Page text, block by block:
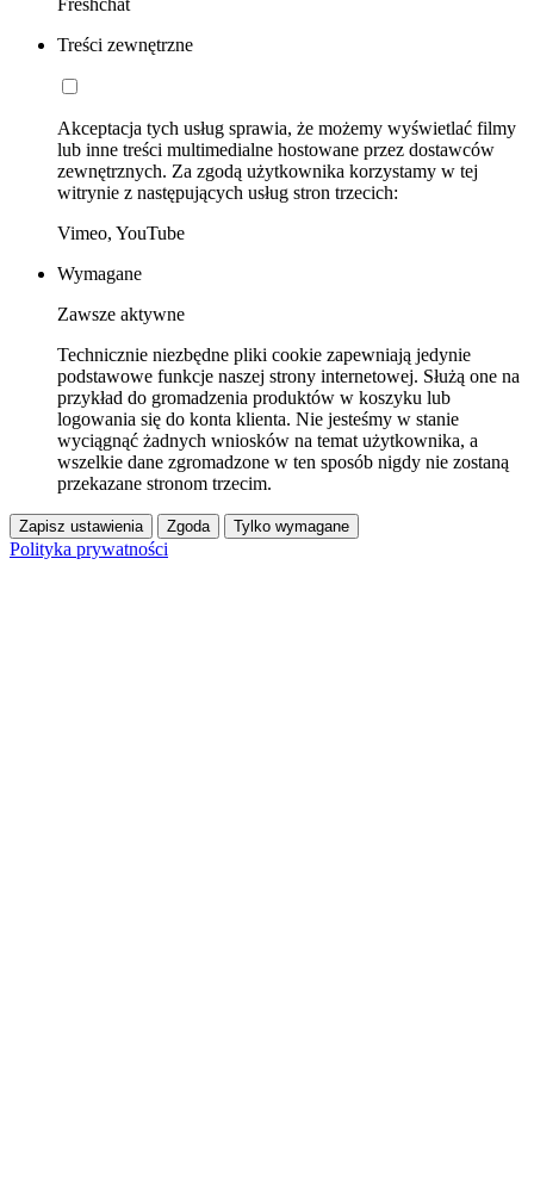
Treści zewnętrzne
Akceptacja tych usług sprawia, że możemy wyświetlać filmy
lub inne treści multimedialne hostowane przez dostawców
zewnętrznych. Za zgodą użytkownika korzystamy w tej
witrynie z następujących usług stron trzecich:
Vimeo, YouTube
Wymagane
Zawsze aktywne
Technicznie niezbędne pliki cookie zapewniają jedynie
podstawowe funkcje naszej strony internetowej. Służą one na
przykład do gromadzenia produktów w koszyku lub
logowania się do konta klienta. Nie jesteśmy w stanie
wyciągnąć żadnych wniosków na temat użytkownika, a
wszelkie dane zgromadzone w ten sposób nigdy nie zostaną
przekazane stronom trzecim.
Zapisz ustawienia Zgoda Tylko wymagane
Polityka prywatności